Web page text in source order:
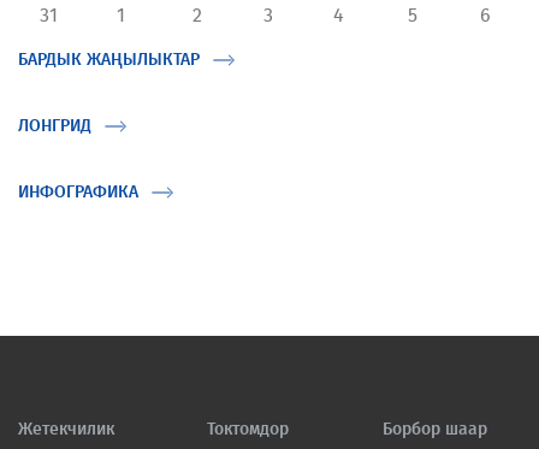
31
1 2 3 4 5 6
БАРДЫК ЖАҢЫЛЫКТАР
ЛОНГРИД
ИНФОГРАФИКА
Жетекчилик Токтомдор
Борбор шаар